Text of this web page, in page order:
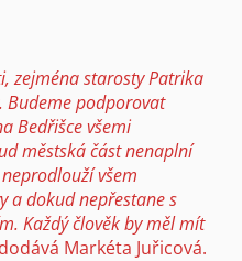
zejména starosty Patrika
Budeme podporovat
Bedřišce všemi
městská část nenaplní
všem
a dokud nepřestane s
Každý člověk by měl mít
Markéta Juřicová.